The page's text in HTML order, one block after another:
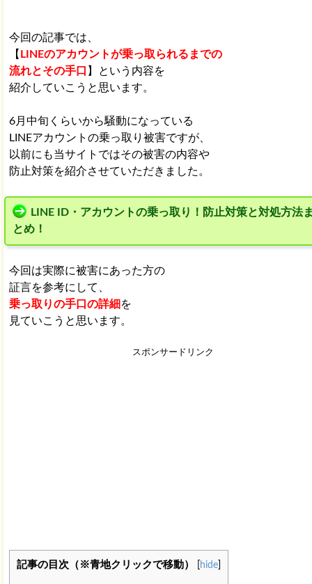
今回の記事では、
【 LINEのアカウントが乗っ取られるまでの
流れとその手口 】という内容を
紹介していこうと思います。
6月中旬くらいから騒動になっている
LINEアカウントの乗っ取り被害ですが、
以前にも当サイトではその被害の内容や
防止対策を紹介させていただきました。
LINE ID・アカウントの乗っ取り！防止対策と対処方法
とめ！
今回は実際に被害にあった方の
証言を参考にして、
乗っ取りの手口の詳細 を
見ていこうと思います。
スポンサードリンク
記事の目次（※青地クリックで移動） hide]